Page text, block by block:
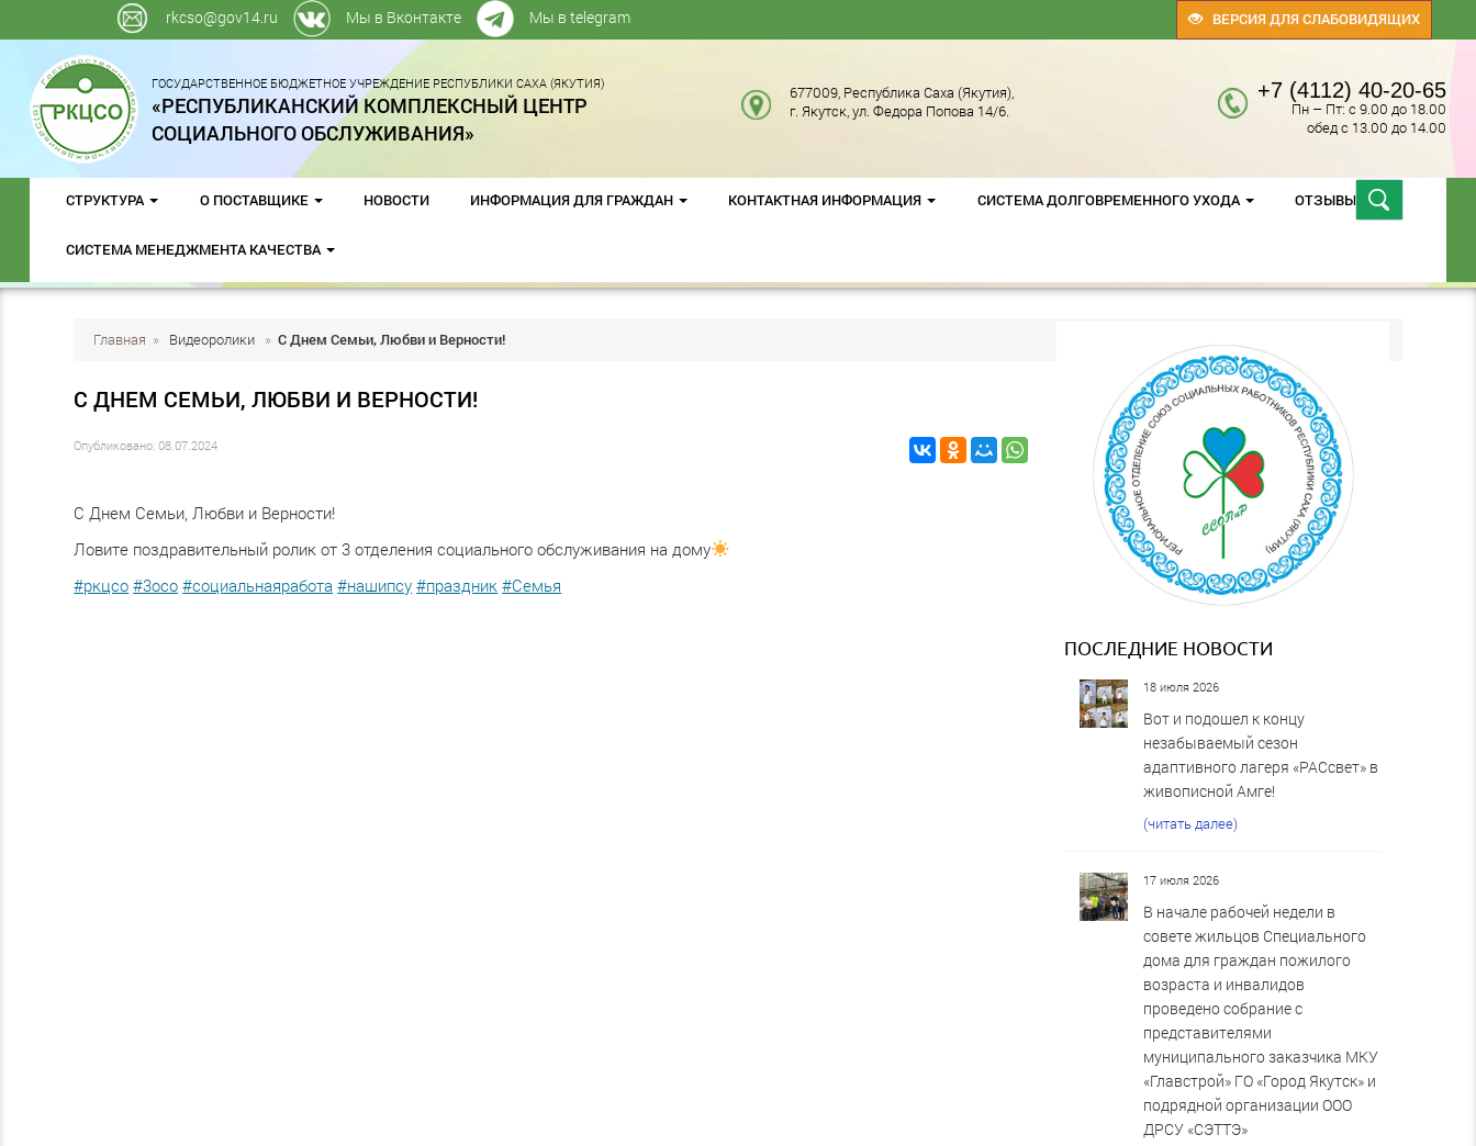
ВЕРСИЯ ДЛЯ СЛАБОВИДЯЩИХ
rkcso@gov14.ru Мы в Вконтакте Мы в telegram
ГОСУДАРСТВЕННОЕ БЮДЖЕТНОЕ УЧРЕЖДЕНИЕ РЕСПУБЛИКИ САХА (ЯКУТИЯ)
«РЕСПУБЛИКАНСКИЙ КОМПЛЕКСНЫЙ ЦЕНТР
СОЦИАЛЬНОГО ОБСЛУЖИВАНИЯ»
677009, Республика Саха (Якутия),
г. Якутск, ул. Федора Попова 14/6.
+7 (4112) 40-20-65
Пн – Пт: с 9.00 до 18.00
обед с 13.00 до 14.00
СТРУКТУРА О ПОСТАВЩИКЕ НОВОСТИ ИНФОРМАЦИЯ ДЛЯ ГРАЖДАН КОНТАКТНАЯ ИНФОРМАЦИЯ СИСТЕМА ДОЛГОВРЕМЕННОГО УХОДА ОТЗЫВЫ
СИСТЕМА МЕНЕДЖМЕНТА КАЧЕСТВА
Главная » Видеоролики » С Днем Семьи, Любви и Верности!
С ДНЕМ СЕМЬИ, ЛЮБВИ И ВЕРНОСТИ!
Опубликовано: 08.07.2024
С Днем Семьи, Любви и Верности!
Ловите поздравительный ролик от 3 отделения социального обслуживания на дому
#ркцсо #3осо #социальнаяработа #нашипсу #праздник #Семья
ПОСЛЕДНИЕ НОВОСТИ
18 июля 2026
Вот и подошел к концу
незабываемый сезон
адаптивного лагеря «РАСсвет» в
живописной Амге!
(читать далее)
17 июля 2026
В начале рабочей недели в
совете жильцов Специального
дома для граждан пожилого
возраста и инвалидов
проведено собрание с
представителями
муниципального заказчика МКУ
«Главстрой» ГО «Город Якутск» и
подрядной организации ООО
ДРСУ «СЭТТЭ»